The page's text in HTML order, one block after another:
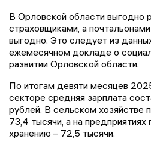
В Орловской области выгодно
страховщиками, а
выгодно. Это следует из
ежемесячном докладе о
развитии Орловской области.
По итогам девяти месяцев
секторе средняя зарплата
рублей. В сельском хозяйстве
73,4 тысячи, а на предприятиях
хранению – 72,5 тысячи.